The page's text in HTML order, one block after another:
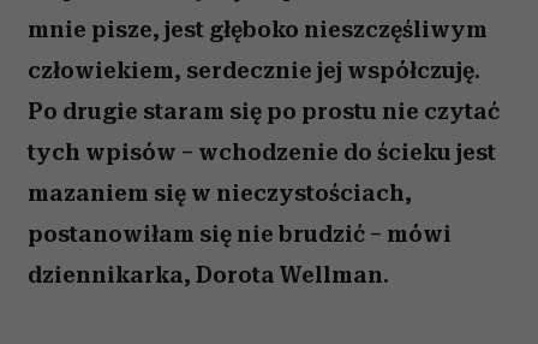
mnie pisze, jest głęboko nieszczęśliwym
człowiekiem, serdecznie jej współczuję.
Po drugie staram się po prostu nie czytać
tych wpisów – wchodzenie do ścieku jest
mazaniem się w nieczystościach,
postanowiłam się nie brudzić – mówi
dziennikarka, Dorota Wellman.